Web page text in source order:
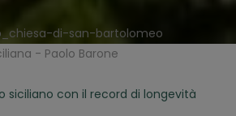
di-san-bartolomeo
- Paolo Barone
siciliano con il record di longevità